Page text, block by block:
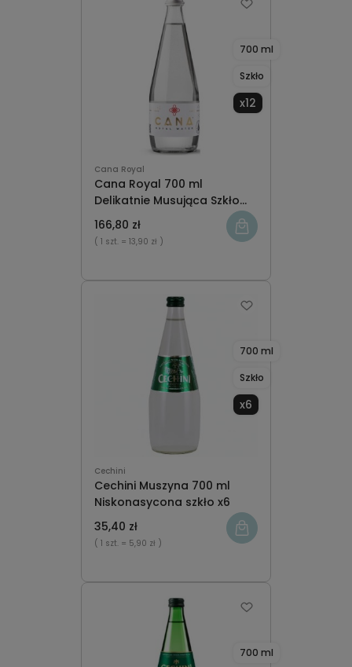
Cana Royal
Cana Royal 700 ml
Delikatnie Musująca Szkło
x12
700 ml
Szkło
x12
166,80 zł
( 1 szt. = 13,90 zł )
Cechini
Cechini Muszyna 700 ml
Niskonasycona szkło x6
700 ml
Szkło
x6
35,40 zł
( 1 szt. = 5,90 zł )
700 ml